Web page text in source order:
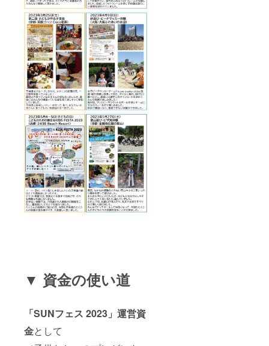
▼ 資金の使い道
「SUNフェス 2023」運営資
金として